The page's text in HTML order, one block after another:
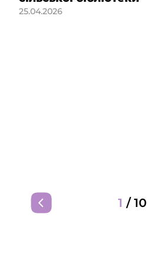
25.04.2026
1 / 10